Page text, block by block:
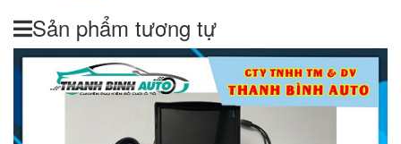
Sản phẩm tương tự